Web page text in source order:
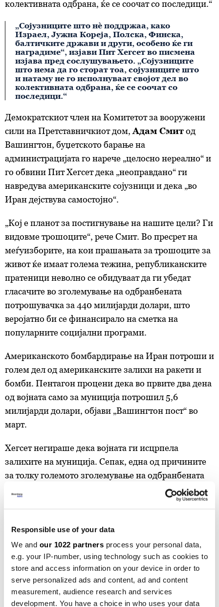
Responsible use of your data
We and our 1022 partners process your personal data,
e.g. your IP-number, using technology such as cookies to
store and access information on your device in order to
serve personalized ads and content, ad and content
measurement, audience research and services
development. You have a choice in who uses your data
колективната одбрана, ќе се соочат со последици.“
„Сојузниците што нè поддржаа, како
Израел, Јужна Кореја, Полска, Финска,
балтичките држави и други, особено ќе ги
наградиме“, изјави Пит Хегсет во писмена
изјава пред сослушувањето. „Сојузниците
што нема да го сторат тоа, сојузниците што
и натаму не го исполнуваат својот дел во
колективната одбрана, ќе се соочат со
последици.“
Демократскиот член на Комитетот за вооружени
сили на Претставничкиот дом, Адам Смитод
Вашингтон, буџетското барање на
администрацијата го нарече „целосно нереално“ и
го обвини Пит Хегсет дека „неоправдано“ ги
навредува американските сојузници и дека „во
Иран дејствува самостојно“.
„Кој е планот за постигнување на нашите цели? Ги
видовме трошоците“, рече Смит. Во пресрет на
меѓуизборите, на кои прашањата за трошоците за
живот ќе имаат голема тежина, републиканските
пратеници неволно се обидуваат да ги убедат
гласачите во зголемување на одбранбената
потрошувачка за 440 милијарди долари, што
веројатно би се финансирало на сметка на
популарните социјални програми.
Американското бомбардирање на Иран потроши и
голем дел од американските залихи на ракети и
бомби. Пентагон процени дека во првите два дена
од војната само за муниција потрошил 5,6
милијарди долари, објави „Вашингтон пост“ во
март.
Хегсет негираше дека војната ги исцрпела
залихите на муниција. Сепак, една од причините
за толку големото зголемување на одбранбената
потрошувачка е обновата на залихите на
муниција, за која во текот на војната имаше
одбраната на Израел минатата година, откако
Иран возврати по бомбардирањето на
нуклеарните објекти.
„Нашите глобални залихи на муниција се ниски и
немаме капацитети за брза обнова на